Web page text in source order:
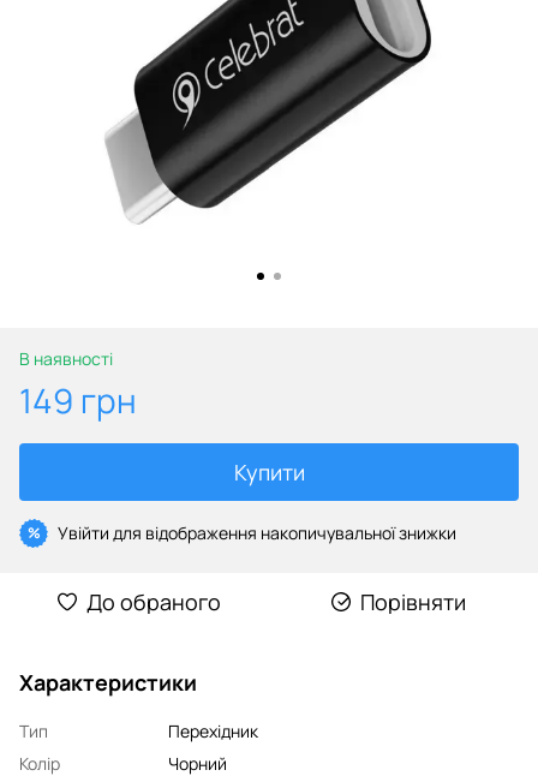
В наявності
149 грн
Купити
% Увійти для відображення накопичувальної знижки
До обраного Порівняти
Характеристики
Тип
Перехідник
Колір
Чорний